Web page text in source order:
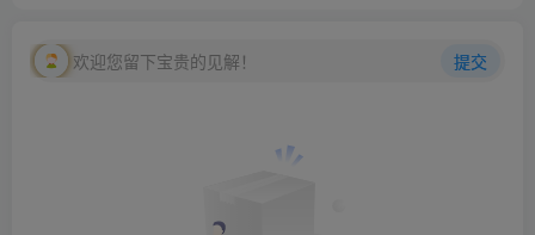
欢迎您留下宝贵的见解！ 提交